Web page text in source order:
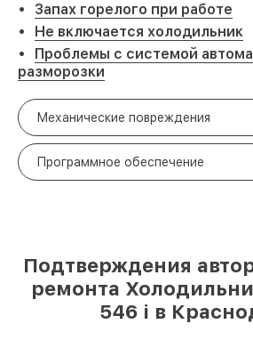
Запах горелого при работе
Не включается холодильник
Проблемы с системой
разморозки
Механические повреждения
Программное обеспечение
Подтверждения
ремонта
546 i в